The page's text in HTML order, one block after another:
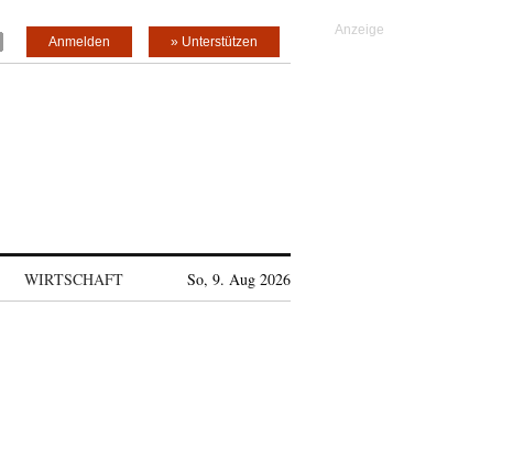
» Unterstützen
Anmelden
WIRTSCHAFT So, 9. Aug 2026